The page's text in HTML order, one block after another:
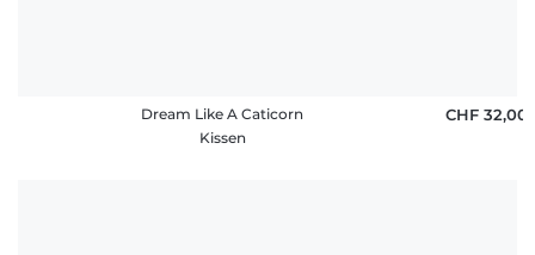
Dream Like A Caticorn
Kissen
CHF 32,00